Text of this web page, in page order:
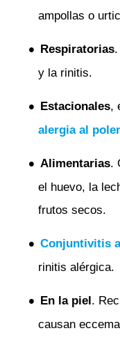
ampollas o
Respiratorias.
y la rinitis.
Estacionales,
alergia al
Alimentarias.
el huevo, la
frutos secos.
Conjuntivitis
rinitis alérgica.
En la piel .
causan